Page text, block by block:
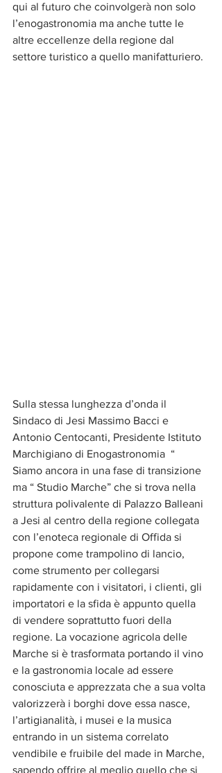
qui al futuro che coinvolgerà non solo
l’enogastronomia ma anche tutte le
altre eccellenze della regione dal
settore turistico a quello manifatturiero.
Sulla stessa lunghezza d’onda il
Sindaco di Jesi Massimo Bacci e
Antonio Centocanti, Presidente Istituto
Marchigiano di Enogastronomia  “
Siamo ancora in una fase di transizione
ma “ Studio Marche” che si trova nella
struttura polivalente di Palazzo Balleani
a Jesi al centro della regione collegata
con l’enoteca regionale di Offida si
propone come trampolino di lancio,
come strumento per collegarsi
rapidamente con i visitatori, i clienti, gli
importatori e la sfida è appunto quella
di vendere soprattutto fuori della
regione. La vocazione agricola delle
Marche si è trasformata portando il vino
e la gastronomia locale ad essere
conosciuta e apprezzata che a sua volta
valorizzerà i borghi dove essa nasce,
l’artigianalità, i musei e la musica
entrando in un sistema correlato
vendibile e fruibile del made in Marche,
sapendo offrire al meglio quello che si